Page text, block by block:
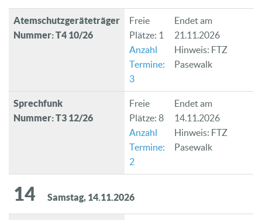
Atemschutzgeräteträger
Nummer: T4 10/26
Freie
Plätze: 1
Anzahl
Termine:
3
Endet am
21.11.2026
Hinweis: FTZ
Pasewalk
Sprechfunk
Nummer: T3 12/26
Freie
Plätze: 8
Anzahl
Termine:
2
Endet am
14.11.2026
Hinweis: FTZ
Pasewalk
14 Samstag, 14.11.2026